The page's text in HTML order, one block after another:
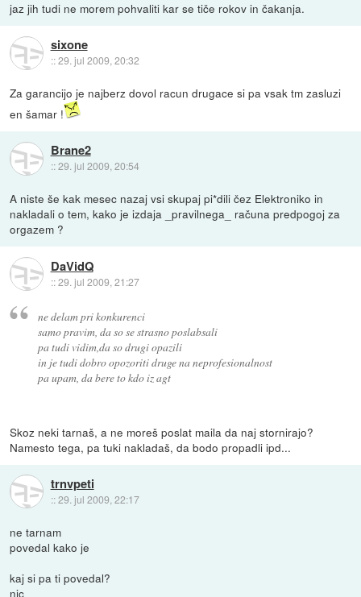
jaz jih tudi ne morem pohvaliti kar se tiče rokov in čakanja.
sixone
::29. jul 2009, 20:32
Za garancijo je najberz dovol racun drugace si pa vsak tm zasluzi
en šamar !
Brane2
::29. jul 2009, 20:54
A niste še kak mesec nazaj vsi skupaj pi*dili čez Elektroniko in
nakladali o tem, kako je izdaja _pravilnega_ računa predpogoj za
orgazem ?
DaVidQ
::29. jul 2009, 21:27
ne delam pri konkurenci
samo pravim, da so se strasno poslabsali
pa tudi vidim,da so drugi opazili
in je tudi dobro opozoriti druge na neprofesionalnost
pa upam, da bere to kdo iz agt
Skoz neki tarnaš, a ne moreš poslat maila da naj stornirajo?
Namesto tega, pa tuki nakladaš, da bodo propadli ipd...
trnvpeti
::29. jul 2009, 22:17
ne tarnam
povedal kako je
kaj si pa ti povedal?
nic